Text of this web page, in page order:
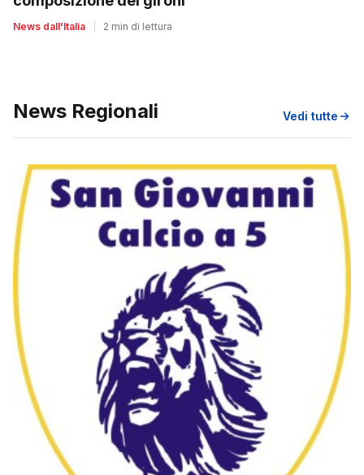
News dall'Italia 2 min di lettura
News Regionali Vedi tutte